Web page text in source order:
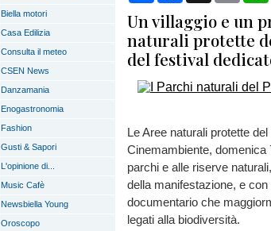
Biella motori
Casa Edilizia
Consulta il meteo
CSEN News
Danzamania
Enogastronomia
Fashion
Gusti & Sapori
L'opinione di...
Music Cafè
Newsbiella Young
Oroscopo
Un villaggio e un
naturali protette
del festival
Le Aree naturali protette
Cinemambiente, domenica
parchi e alle riserve
della manifestazione, e
documentario che
legati alla biodiversità.